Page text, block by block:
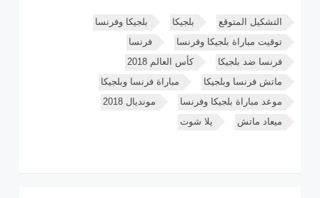
التشكيل المتوقع بلجيكا
بلجيكا وفرنسا
توقيت مباراة بلجيكا وفرنسا
فرنسا
فرنسا ضد بلجيكا
كأس العالم 2018
ماتش فرنسا وبلجيكا
مباراة فرنسا وبلجيكا
موعد مباراة بلجيكا وفرنسا
مونديال 2018
ميعاد ماتش
يلا شوت